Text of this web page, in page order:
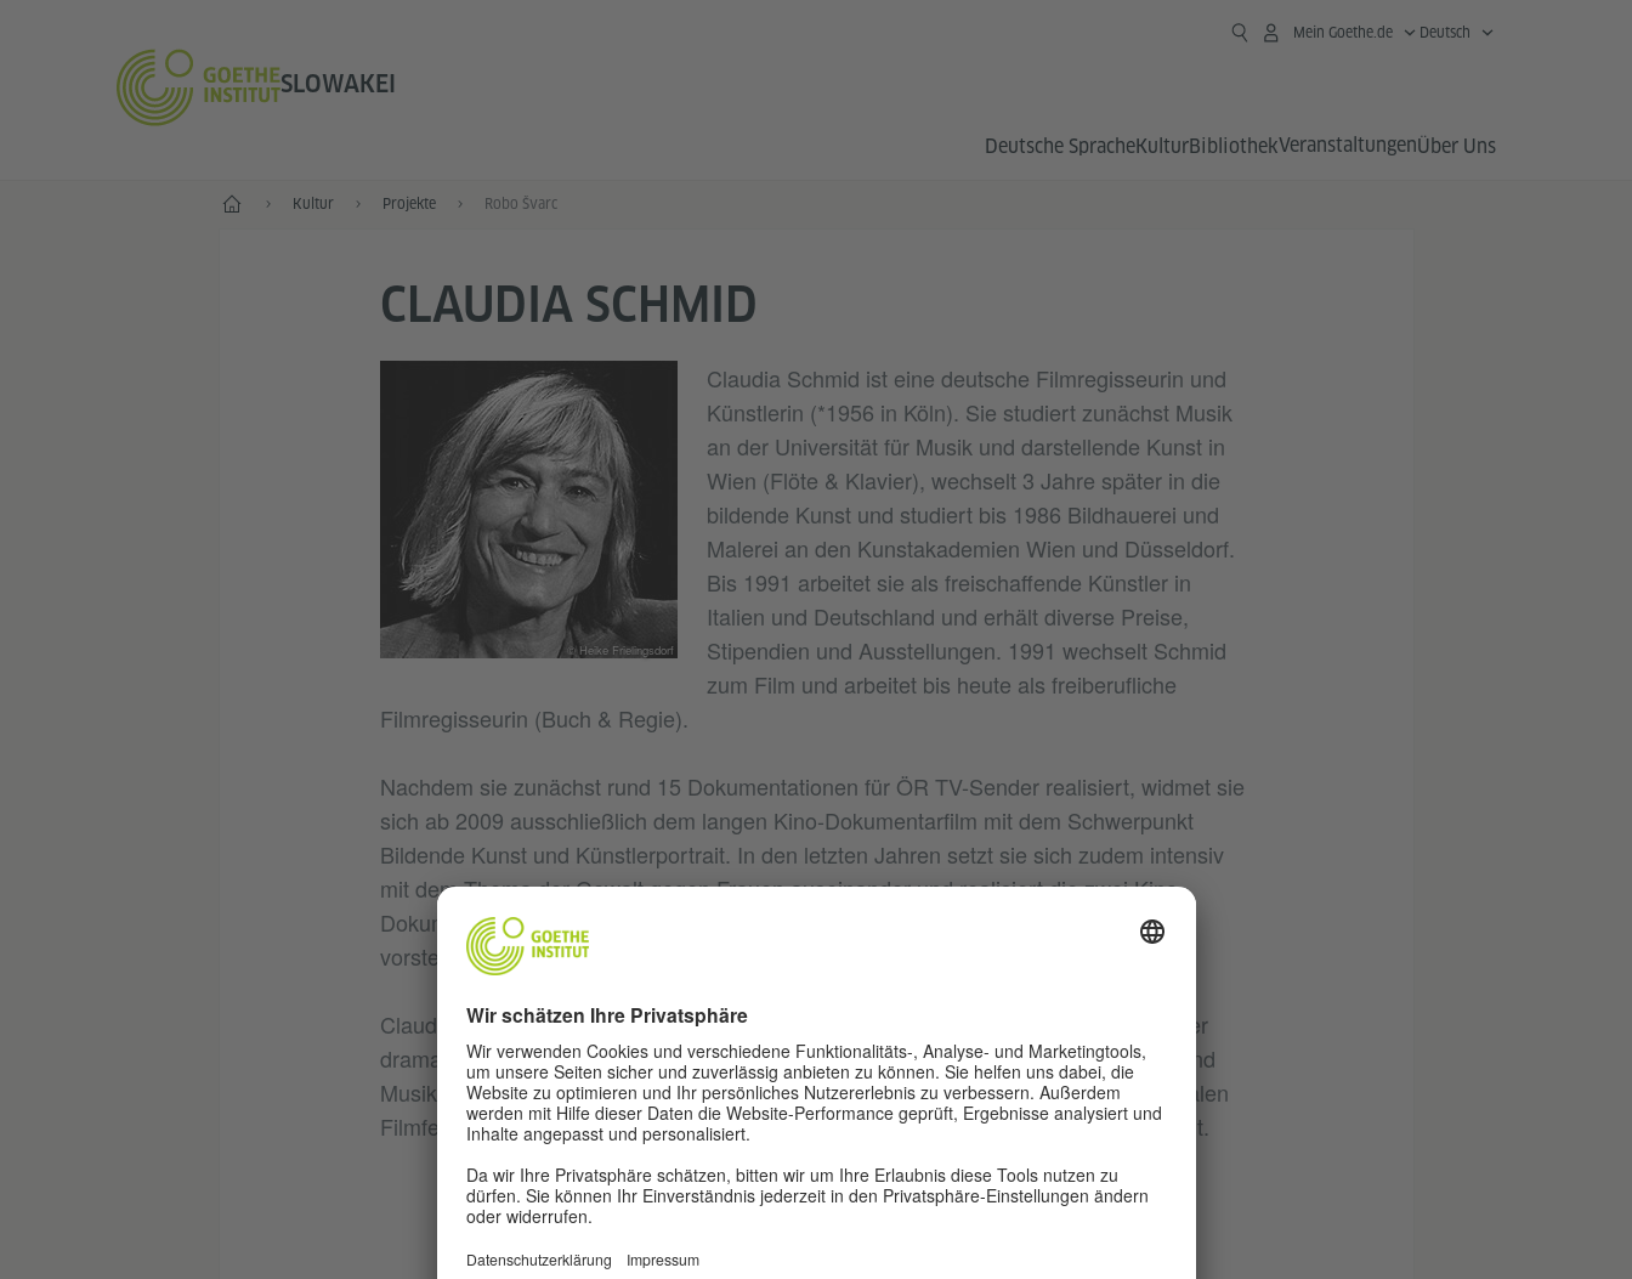
SLOWAKEI
Mein Goethe.de Deutsch
Deutsche SpracheKulturBibliothekVeranstaltungenÜber Uns
Start Kultur Projekte Robo Švarc
CLAUDIA SCHMID
© Heike Frielingsdorf
Claudia Schmid ist eine deutsche Filmregisseurin und
Künstlerin (*1956 in Köln). Sie studiert zunächst Musik
an der Universität für Musik und darstellende Kunst in
Wien (Flöte & Klavier), wechselt 3 Jahre später in die
bildende Kunst und studiert bis 1986 Bildhauerei und
Malerei an den Kunstakademien Wien und Düsseldorf.
Bis 1991 arbeitet sie als freischaffende Künstler in
Italien und Deutschland und erhält diverse Preise,
Stipendien und Ausstellungen. 1991 wechselt Schmid
zum Film und arbeitet bis heute als freiberufliche
Filmregisseurin (Buch & Regie).
Nachdem sie zunächst rund 15 Dokumentationen für ÖR TV-Sender realisiert, widmet sie
sich ab 2009 ausschließlich dem langen Kino-Dokumentarfilm mit dem Schwerpunkt
Bildende Kunst und Künstlerportrait. In den letzten Jahren setzt sie sich zudem intensiv
mit dem Thema der Gewalt gegen Frauen auseinander und realisiert die zwei Kino-
Dokumentarfilme: „Voices of Violence“ und „Unter aller Augen“, die sie in Bratislava
vorstellen wird.
Claudia Schmids Herangehensweise an ihre Filme - sowohl inhaltlich als auch in ihrer
dramaturgischen Struktur - ist geprägt von ihrer Erfahrung als Bildhauerin, Malerin und
Musikerin. Claudia Schmids Filme wurden erfolgreich auf verschiedenen internationalen
Filmfestivals, in vielen Kinos, als auch in renommierten Galerien und Museen gezeigt.